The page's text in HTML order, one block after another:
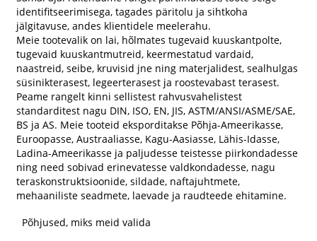
identifitseerimisega, tagades päritolu ja sihtkoha
jälgitavuse, andes klientidele meelerahu.
Meie tootevalik on lai, hõlmates tugevaid kuuskantpolte,
tugevaid kuuskantmutreid, keermestatud vardaid,
naastreid, seibe, kruvisid jne ning materjalidest, sealhulgas
süsinikterasest, legeerterasest ja roostevabast terasest.
Peame rangelt kinni sellistest rahvusvahelistest
standarditest nagu DIN, ISO, EN, JIS, ASTM/ANSI/ASME/SAE,
BS ja AS. Meie tooteid eksporditakse Põhja-Ameerikasse,
Euroopasse, Austraaliasse, Kagu-Aasiasse, Lähis-Idasse,
Ladina-Ameerikasse ja paljudesse teistesse piirkondadesse
ning need sobivad erinevatesse valdkondadesse, nagu
teraskonstruktsioonide, sildade, naftajuhtmete,
mehaaniliste seadmete, laevade ja raudteede ehitamine.
Põhjused, miks meid valida